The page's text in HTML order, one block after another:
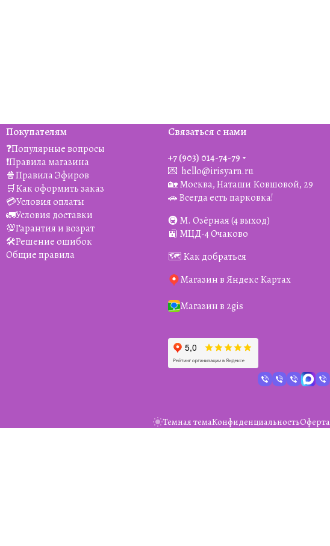
Покупателям
❓Популярные вопросы
❗️Правила магазина
🍿Правила Эфиров
🛒Как оформить заказ
💳Условия оплаты
🚛Условия доставки
💯Гарантия и возрат
🛠️Решение ошибок
Общие правила
Связаться с нами
+7 (903) 014-74-79‬
💌 hello@irisyarn.ru
🏡 Москва, Наташи Ковшовой, 29
🚗 Всегда есть парковка!
🚇 М. Озёрная (4 выход)
🚉 МЦД-4 Очаково
🗺️ Как добраться
Магазин в Яндекс Картах
Магазин в 2gis
Темная темаКонфиденциальностьОферта